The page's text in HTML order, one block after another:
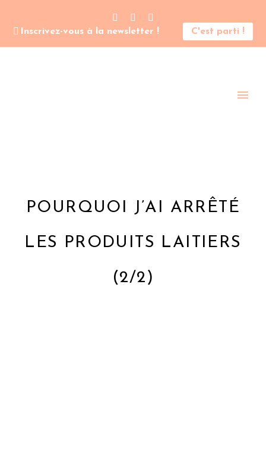
Inscrivez-vous à la newsletter ! C'est parti !
POURQUOI J’AI ARRÊTÉ
LES PRODUITS LAITIERS
(2/2)